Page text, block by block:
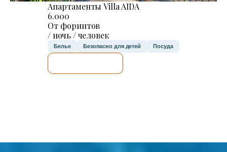
Апартаменты Villa AIDA
6.000
От форинтов
/ ночь / человек
Белье Безопасно для детей Посуда